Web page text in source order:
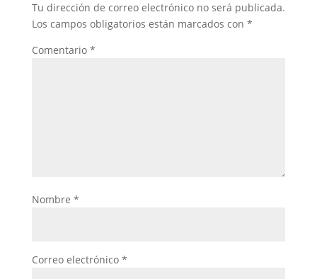
Tu dirección de correo electrónico no será publicada.
Los campos obligatorios están marcados con *
Comentario *
Nombre *
Correo electrónico *